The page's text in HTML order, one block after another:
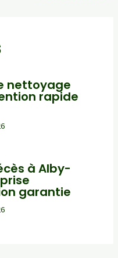
nettoyage
rapide
à Alby-
garantie